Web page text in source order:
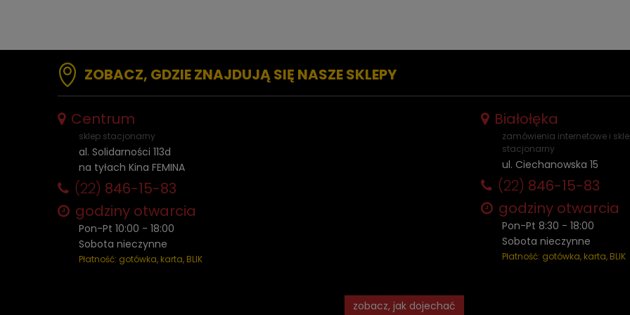
ZOBACZ, GDZIE ZNAJDUJĄ SIĘ NASZE SKLEPY
Centrum
sklep stacjonarny
al. Solidarności 113d
na tyłach Kina FEMINA
(22) 846-15-83
godziny otwarcia
Pon-Pt 10:00 - 18:00
Sobota nieczynne
Płatność: gotówka, karta, BLIK
zobacz, jak dojechać
Białołęka
zamówienia internetowe i
stacjonarny
ul. Ciechanowska 15
(22) 846-15-83
godziny otwarcia
Pon-Pt 8:30 - 18:00
Sobota nieczynne
Płatność: gotówka, karta, BLIK